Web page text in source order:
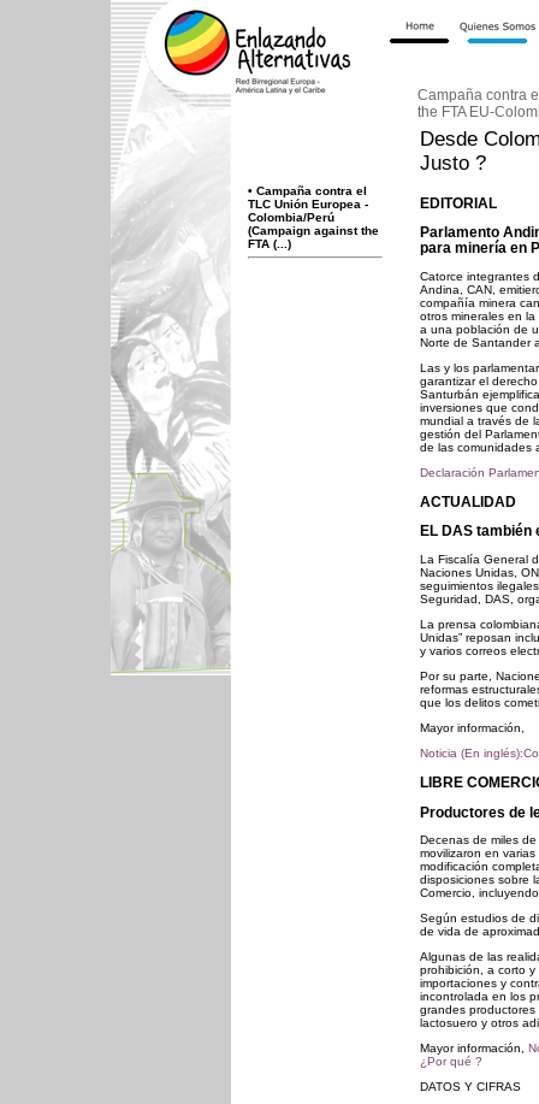
Campaña contra
the FTA EU-
Desde
Justo ?
• Campaña contra el
TLC Unión Europea -
Colombia/Perú
(Campaign against the
FTA (...)
EDITORIAL
Parlamento
para minería en
Catorce integrantes
Andina, CAN,
compañía minera
otros minerales en
a una población de
Norte de Santander
Las y los
garantizar el
Santurbán
inversiones que
mundial a través de
gestión del
de las comunidades
Declaración
ACTUALIDAD
EL DAS también
La Fiscalía General
Naciones Unidas,
seguimientos
Seguridad, DAS,
La prensa
Unidas” reposan
y varios correos
Por su parte,
reformas
que los delitos
Mayor información,
Noticia (En
LIBRE
Productores de
Decenas de miles
movilizaron en
modificación
disposiciones sobre
Comercio,
Según estudios de
de vida de
Algunas de las
prohibición, a corto
importaciones y
incontrolada en los
grandes productores
lactosuero y otros
Mayor información,
¿Por qué ?
DATOS Y CIFRAS